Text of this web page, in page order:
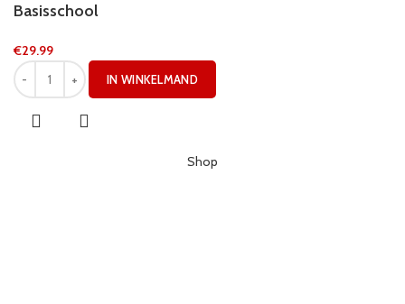
Basisschool
€29.99
IN WINKELMAND
Shop